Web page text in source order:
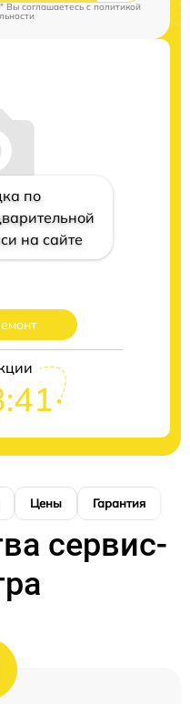
Вы соглашаетесь cполитикой
по
на сайте
Цены Гарантия
сервис-